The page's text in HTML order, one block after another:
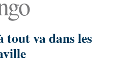
va dans les